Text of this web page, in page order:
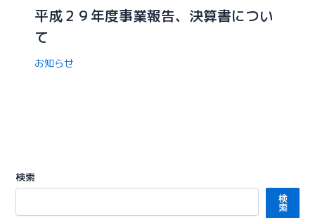
平成２９年度事業報告、決算書につい
て
お知らせ
検索
検
索